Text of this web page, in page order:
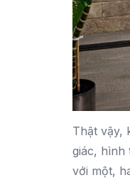
Thật vậy,
giác, hình
với một,